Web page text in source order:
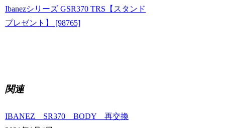
Ibanezシリーズ GSR370 TRS【スタンド
プレゼント】 [98765]
関連
IBANEZ SR370 BODY 再交換